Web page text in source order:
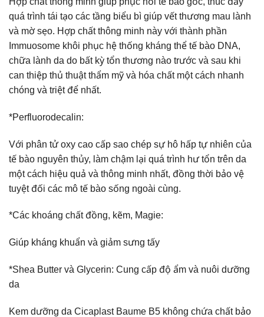
quá trình tái tạo các tầng biểu bì giúp vết thương mau lành
và mờ sẹo. Hợp chất thông minh này với thành phần
Immuosome khôi phục hệ thống kháng thể tế bào DNA,
chữa lành da do bất kỳ tổn thương nào trước và sau khi
can thiệp thủ thuật thẩm mỹ và hóa chất một cách nhanh
chóng và triệt để nhất.
*Perfluorodecalin:
Với phân tử oxy cao cấp sao chép sự hô hấp tự nhiên của
tế bào nguyên thủy, làm chậm lại quá trình hư tổn trên da
một cách hiệu quả và thông minh nhất, đồng thời bảo vệ
tuyệt đối các mô tế bào sống ngoài cùng.
*Các khoáng chất đồng, kẽm, Magie:
Giúp kháng khuẩn và giảm sưng tấy
*Shea Butter và Glycerin: Cung cấp độ ẩm và nuôi dưỡng
da
Kem dưỡng da Cicaplast Baume B5 không chứa chất bảo